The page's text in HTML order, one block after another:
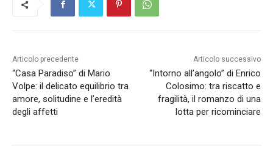
Articolo precedente
“Casa Paradiso” di Mario
Volpe: il delicato equilibrio tra
amore, solitudine e l’eredità
degli affetti
Articolo successivo
“Intorno all’angolo” di Enrico
Colosimo: tra riscatto e
fragilità, il romanzo di una
lotta per ricominciare